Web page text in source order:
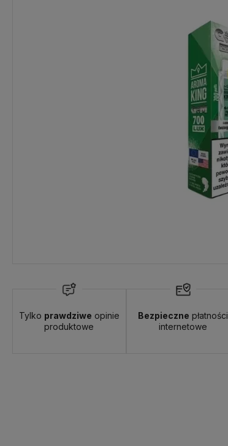
Tylko prawdziwe opinie
produktowe
Bezpieczne płatności
internetowe